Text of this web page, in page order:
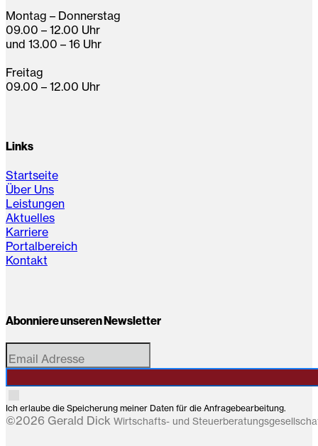
Montag – Donnerstag
09.00 – 12.00 Uhr
und 13.00 – 16 Uhr
Freitag
09.00 – 12.00 Uhr
Links
Startseite
Über Uns
Leistungen
Aktuelles
Karriere
Portalbereich
Kontakt
Abonniere unseren Newsletter
Ich erlaube die Speicherung meiner Daten für die Anfragebearbeitung.
©2026 Gerald Dick Wirtschafts- und